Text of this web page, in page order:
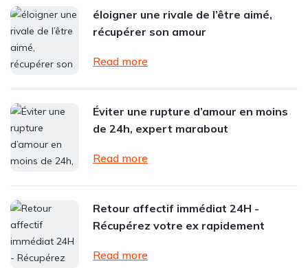
éloigner une rivale de l’être aimé,
récupérer son amour
Read more
Éviter une rupture d’amour en moins
de 24h, expert marabout
Read more
Retour affectif immédiat 24H -
Récupérez votre ex rapidement
Read more